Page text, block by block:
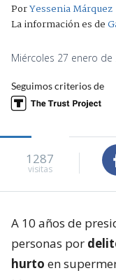
PorYessenia Márquez
La información es de
Miércoles 27 enero
Seguimos criterios de
1287
visitas
A 10 años de
personas por
hurto en